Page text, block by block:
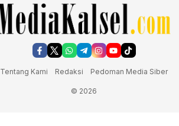
Tentang Kami Redaksi Pedoman Media Siber
© 2026